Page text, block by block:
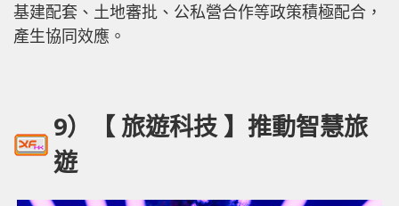
基建配套、土地審批、公私營合作等政策積極配合，
產生協同效應。
9）【 旅遊科技 】推動智慧旅
遊